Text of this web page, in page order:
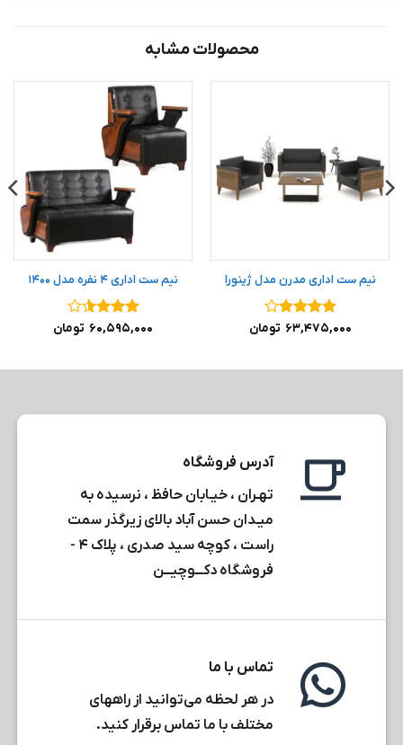
محصولات مشابه
نیم ست اداری مدرن مدل ژینورا
نمره۴
۶۳,۴۷۵,۰۰۰ تومان
نیم ست اداری ۴ نفره مدل ۱۴۰۰
نمره
۶۰,۵۹۵,۰۰۰ تومان
آدرس فروشگاه
تهـران ، خیـابان حافظ ، نرسیده به
میـدان حسن آباد بالای زیرگذر سمت
راست ، کوچه سید صدری ، پلاک ۴ -
فروشگاه دکـــوچیـــن
تماس با ما
در هر لحظه می‌توانید از راههای
مختلف با ما تماس برقرار کنید.